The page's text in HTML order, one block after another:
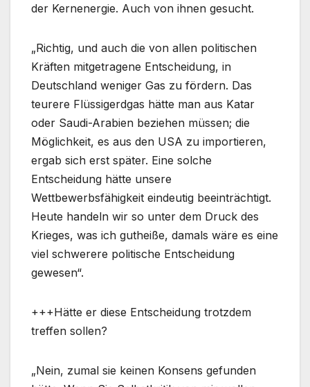
der Kernenergie. Auch von ihnen gesucht.
„Richtig, und auch die von allen politischen
Kräften mitgetragene Entscheidung, in
Deutschland weniger Gas zu fördern. Das
teurere Flüssigerdgas hätte man aus Katar
oder Saudi-Arabien beziehen müssen; die
Möglichkeit, es aus den USA zu importieren,
ergab sich erst später. Eine solche
Entscheidung hätte unsere
Wettbewerbsfähigkeit eindeutig beeinträchtigt.
Heute handeln wir so unter dem Druck des
Krieges, was ich gutheiße, damals wäre es eine
viel schwerere politische Entscheidung
gewesen“.
+++Hätte er diese Entscheidung trotzdem
treffen sollen?
„Nein, zumal sie keinen Konsens gefunden